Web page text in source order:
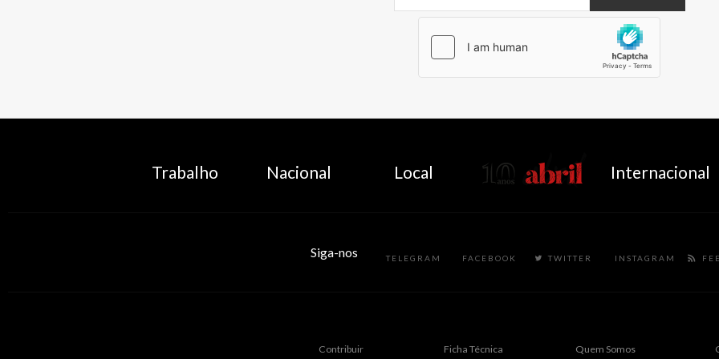
Trabalho Nacional Local AbrilAbril Internacional
Siga-nos TELEGRAM FACEBOOK TWITTER INSTAGRAM
Contribuir Ficha Técnica Quem Somos